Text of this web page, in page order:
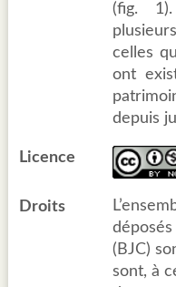
(fig.
celles
ont
depuis
Licence
Droits
(BJC)
sont, à